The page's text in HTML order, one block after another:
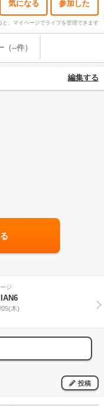
気になる 参加した
、マイページでライブを管理できます
（--件）
編集する
ジ
木)
投稿